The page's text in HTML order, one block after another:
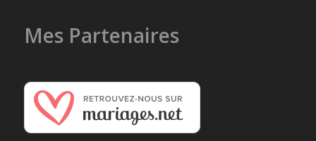
Mes Partenaires